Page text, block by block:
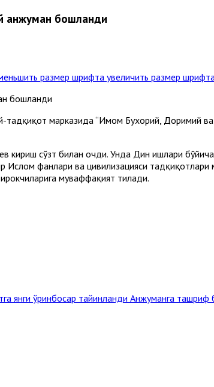
анжуман бошланди
увеличить размер шрифта
марказида “Имом Бухорий, Доримий ва
сўзт билан очди. Унда Дин ишлари
фанлари ва цивилизацияси тадқиқотлари
муваффақият тилади.
янги ўринбосар тайинланди Анжуманга ташриф